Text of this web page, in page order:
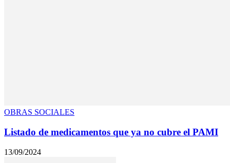
OBRAS SOCIALES
Listado de medicamentos que ya no cubre el PAMI
13/09/2024